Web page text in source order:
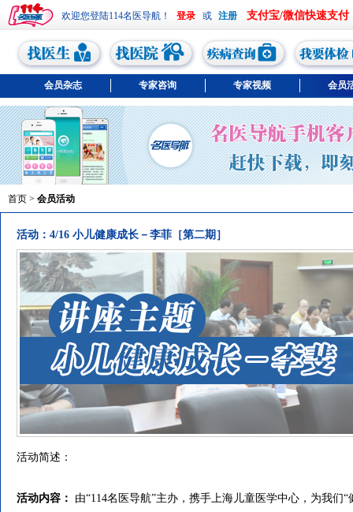
欢迎您登陆114名医导航！ 或 支付宝/微信快速支付
会员杂志 专家咨询 专家视频 会员
首页 > 会员活动
活动：4/16 小儿健康成长－李菲［第二期］
活动简述：
活动内容： 由“114名医导航”主办，携手上海儿童医学中心，为我们